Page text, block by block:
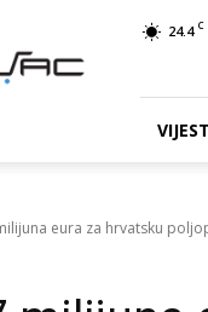
24.4 C
eura za hrvatsku